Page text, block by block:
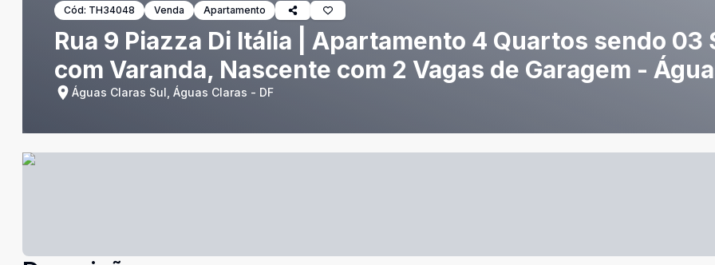
Cód: TH34048 Venda Apartamento
Rua 9 Piazza Di Itália | Apartamento 4 Quartos sendo 03
com Varanda, Nascente com 2 Vagas de Garagem -
Águas Claras Sul, Águas Claras - DF